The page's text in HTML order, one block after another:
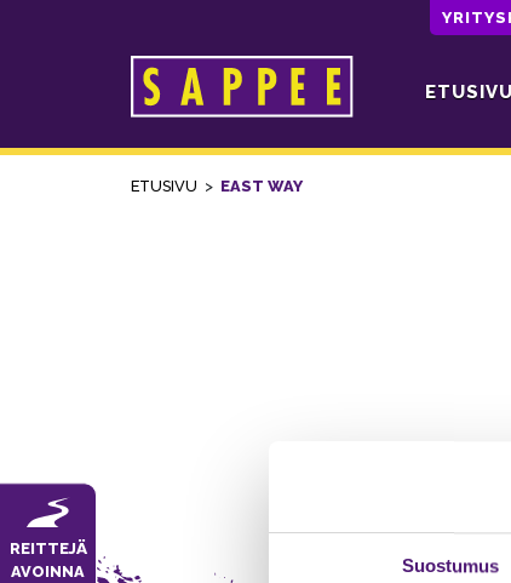
Suostumus
Päävalikko ETUSIVU
ETUSIVU > EAST WAY
REITTEJÄ
AVOINNA